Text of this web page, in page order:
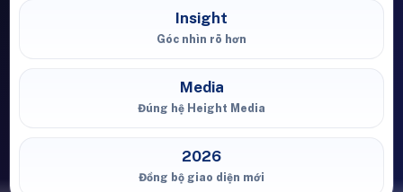
Insight
Góc nhìn rõ hơn
Media
Đúng hệ Height Media
2026
Đồng bộ giao diện mới